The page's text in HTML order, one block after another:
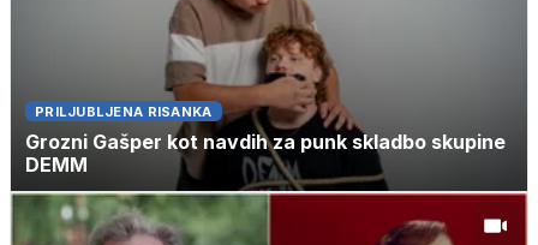
PRILJUBLJENA RISANKA
Grozni Gašper kot navdih za punk skladbo skupine
DEMM